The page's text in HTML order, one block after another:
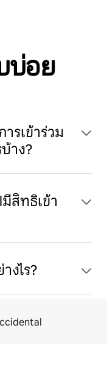
บ่อย
รเข้าร่วม
าง?
สิทธิเข้า
งไร?